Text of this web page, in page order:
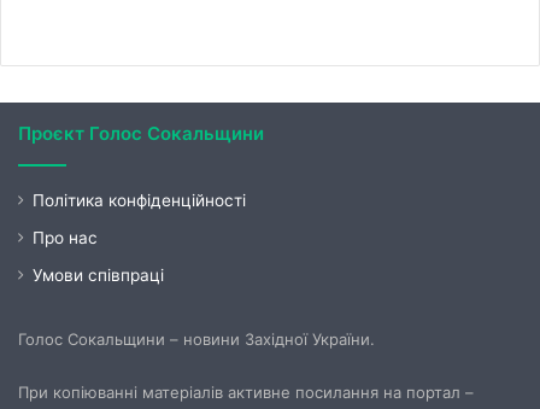
Проєкт Голос Сокальщини
Політика конфіденційності
Про нас
Умови співпраці
Голос Сокальщини – новини Західної України.
При копіюванні матеріалів активне посилання на портал –